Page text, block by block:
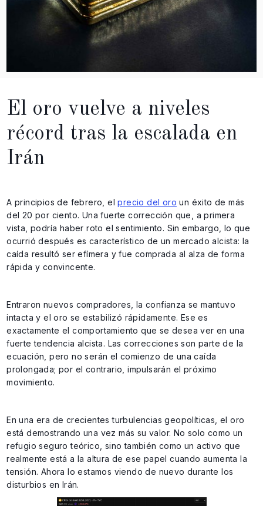
El oro vuelve a niveles
récord tras la escalada en
Irán
A principios de febrero, elprecio del oro un éxito de más
del 20 por ciento. Una fuerte corrección que, a primera
vista, podría haber roto el sentimiento. Sin embargo, lo que
ocurrió después es característico de un mercado alcista: la
caída resultó ser efímera y fue comprada al alza de forma
rápida y convincente.
Entraron nuevos compradores, la confianza se mantuvo
intacta y el oro se estabilizó rápidamente. Ese es
exactamente el comportamiento que se desea ver en una
fuerte tendencia alcista. Las correcciones son parte de la
ecuación, pero no serán el comienzo de una caída
prolongada; por el contrario, impulsarán el próximo
movimiento.
En una era de crecientes turbulencias geopolíticas, el oro
está demostrando una vez más su valor. No solo como un
refugio seguro teórico, sino también como un activo que
realmente está a la altura de ese papel cuando aumenta la
tensión. Ahora lo estamos viendo de nuevo durante los
disturbios en Irán.